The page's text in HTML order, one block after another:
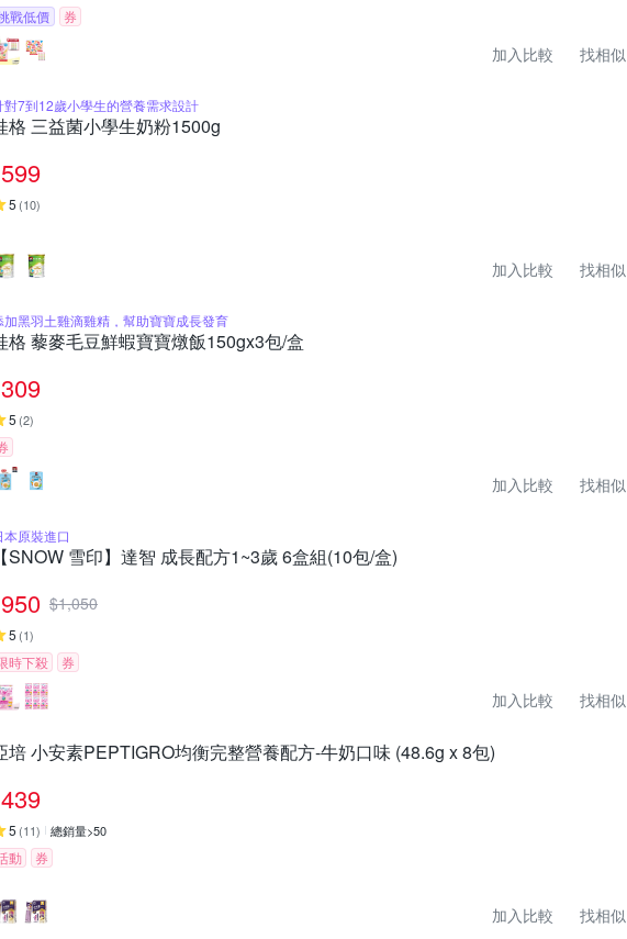
戰低價 券
加入比較 找相似
對7到12歲小學生的營養需求設計
格 三益菌小學生奶粉1500g
599
5 (10)
加入比較 找相似
加黑羽土雞滴雞精，幫助寶寶成長發育
格 藜麥毛豆鮮蝦寶寶燉飯150gx3包/盒
309
5 (2)
加入比較 找相似
本原裝進口
SNOW 雪印】達智 成長配方1~3歲 6盒組(10包/盒)
950 $1,050
5 (1)
時下殺 券
加入比較 找相似
培 小安素PEPTIGRO均衡完整營養配方-牛奶口味 (48.6g x 8包)
439
5 (11) 總銷量>50
動 券
加入比較 找相似